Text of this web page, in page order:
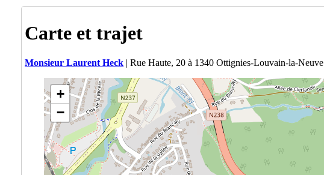
Carte et trajet
Monsieur Laurent Heck | Rue Haute, 20 à 1340 Ottignies-Louvain-la-Neuve
+
−